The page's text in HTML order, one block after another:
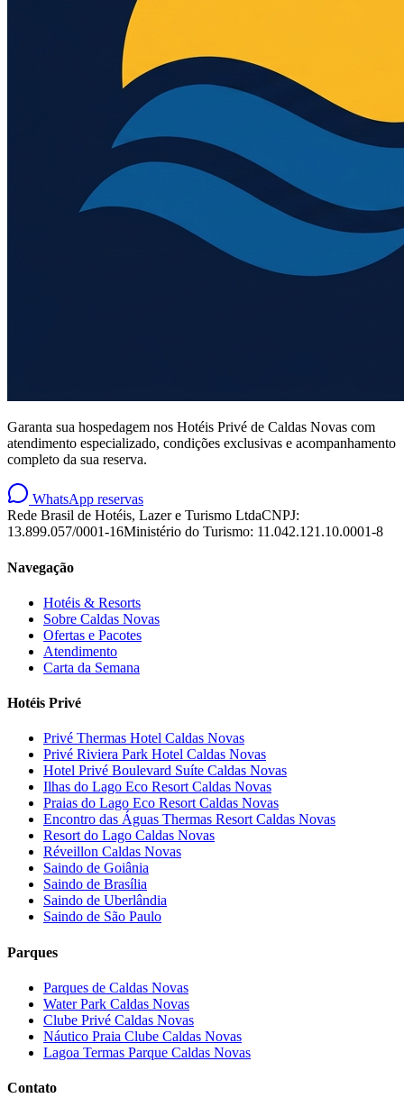
Garanta sua hospedagem nos Hotéis Privé de Caldas Novas com
atendimento especializado, condições exclusivas e acompanhamento
completo da sua reserva.
WhatsApp reservas
Rede Brasil de Hotéis, Lazer e Turismo LtdaCNPJ:
13.899.057/0001-16Ministério do Turismo: 11.042.121.10.0001-8
Navegação
Hotéis & Resorts
Sobre Caldas Novas
Ofertas e Pacotes
Atendimento
Carta da Semana
Hotéis Privé
Privé Thermas Hotel Caldas Novas
Privé Riviera Park Hotel Caldas Novas
Hotel Privé Boulevard Suíte Caldas Novas
Ilhas do Lago Eco Resort Caldas Novas
Praias do Lago Eco Resort Caldas Novas
Encontro das Águas Thermas Resort Caldas Novas
Resort do Lago Caldas Novas
Réveillon Caldas Novas
Saindo de Goiânia
Saindo de Brasília
Saindo de Uberlândia
Saindo de São Paulo
Parques
Parques de Caldas Novas
Water Park Caldas Novas
Clube Privé Caldas Novas
Náutico Praia Clube Caldas Novas
Lagoa Termas Parque Caldas Novas
Contato